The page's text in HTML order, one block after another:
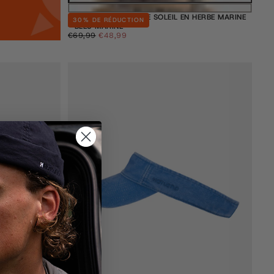
BODINE - CHAPEAU DE SOLEIL EN HERBE MARINE
- BLEU MARINE
30 % DE RÉDUCTION
€48,99
PRIX
€69,99 PRIX
€48,99
rapide est
vide